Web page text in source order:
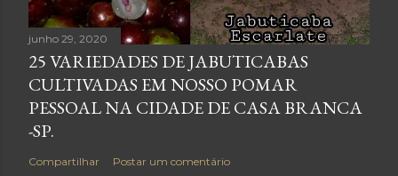
junho 29, 2020
25 VARIEDADES DE JABUTICABAS
CULTIVADAS EM NOSSO POMAR
PESSOAL NA CIDADE DE CASA BRANCA
-SP.
Compartilhar Postar um comentário